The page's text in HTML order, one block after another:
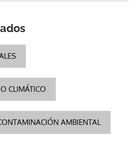
CLIMÁTICO
AMBIENTAL